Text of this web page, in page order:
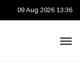
09 Aug 2026 13:36